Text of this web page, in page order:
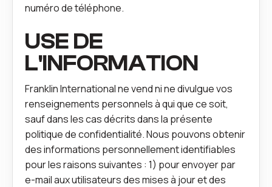
numéro de téléphone.
USE DE
L'INFORMATION
Franklin International ne vend ni ne divulgue vos
renseignements personnels à qui que ce soit,
sauf dans les cas décrits dans la présente
politique de confidentialité. Nous pouvons obtenir
des informations personnellement identifiables
pour les raisons suivantes : 1) pour envoyer par
e-mail aux utilisateurs des mises à jour et des